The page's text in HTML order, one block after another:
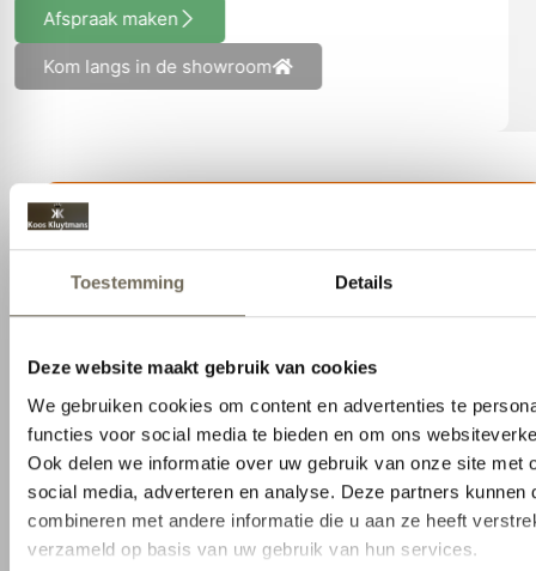
Afspraak maken
Kom langs in de showroom
Neem contact op
Klaar om uw interieur naar een hoger niveau
te tillen? Neem vandaag nog contact met
ons op om uw wensen te bespreken.
info@kooskluytmans.nl
+31 0 135284815
Pastoor van Beugenstraat 35, 5061 CR
Oisterwijk